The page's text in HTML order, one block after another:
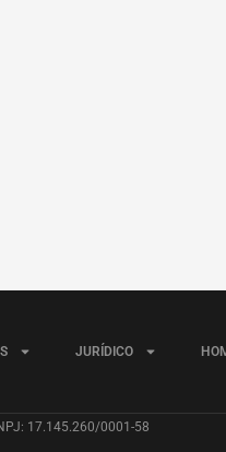
JURÍDICO
17.145.260/0001-58